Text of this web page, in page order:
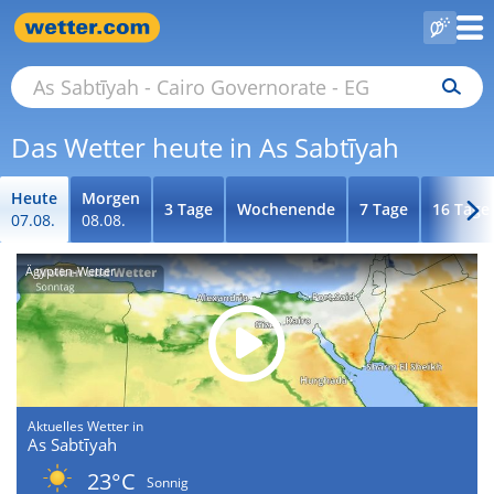
Das Wetter heute in As Sabtīyah
Heute
07.08.
Morgen
08.08.
3 Tage Wochenende 7 Tage 16 Tage
Ägypten-Wetter
Aktuelles Wetter in
As Sabtīyah
23°C
Sonnig